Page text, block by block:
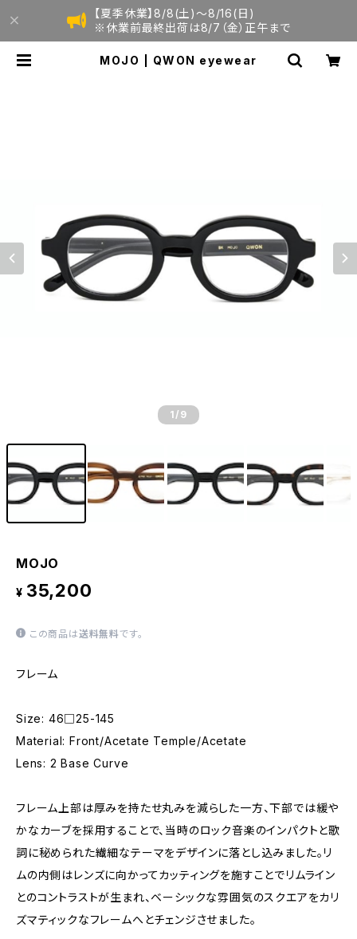
【夏季休業】8/8(土)〜8/16(日)
※休業前最終出荷は8/7（金）正午まで
MOJO | QWON eyewear
1 /9
MOJO
¥ 35,200
この商品は送料無料です。
フレーム
Size: 46□25-145
Material: Front/Acetate Temple/Acetate
Lens: 2 Base Curve
フレーム上部は厚みを持たせ丸みを減らした一方、下部では緩や
かなカーブを採用することで、当時のロック音楽のインパクトと歌
詞に秘められた繊細なテーマをデザインに落とし込みました。リ
ムの内側はレンズに向かってカッティングを施すことでリムライン
とのコントラストが生まれ、ベーシックな雰囲気のスクエアをカリ
ズマティックなフレームへとチェンジさせました。